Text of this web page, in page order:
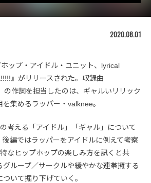
2020.08.01
ップ・アイドル・ユニット、lyrical
』がリリースされた。収録曲
の作詞を担当したのは、ギャルいリリック
集めるラッパー・valknee。
考える「アイドル」「ギャル」について
後編ではラッパーをアイドルに例えて考察
なヒップホップの楽しみ方を訊くと共
グループ／サークルや緩やかな連帯擁する
いて掘り下げていく。